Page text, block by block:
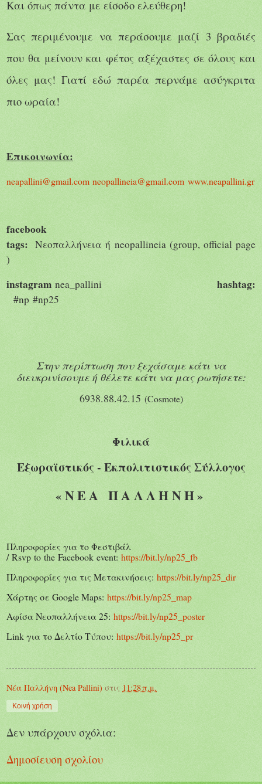
Και όπως πάντα με είσοδο ελεύθερη!
Σας περιμένουμε να περάσουμε μαζί 3 βραδιές
που θα μείνουν και φέτος αξέχαστες σε όλους και
όλες μας! Γιατί εδώ παρέα περνάμε ασύγκριτα
πιο ωραία!
Επικοινωνία:
neapallini@gmail.com neopallineia@gmail.com www.neapallini.gr
facebook
tags: Νεοπαλλήνεια ή neopallineia(group, official page
)
instagram nea _pallini hashtag:
#np #np25
Στην περίπτωση που ξεχάσαμε κάτι να
διευκρινίσουμε ή θέλετε κάτι να μας ρωτήσετε:
6938.88.42.15 (Cosmote)
Φιλικά
Εξωραϊστικός - Εκπολιτιστικός Σύλλογος
« ΝΕΑ ΠΑΛΛΗΝΗ»
Πληροφορίες για το Φεστιβάλ
/Rsvp to the Facebook event: https://bit.ly/np25_ fb
Πληροφορίες για τις Μετακινήσεις: https://bit.ly/np25_dir
Χάρτης σε Google Maps: https://bit.ly/np25_map
Αφίσα Νεοπαλλήνεια 25: https://bit.ly/np25_poster
Link για το Δελτίο Τύπου: https://bit.ly/np25_pr
Νέα Παλλήνη (Nea Pallini) στις 11:28 π.μ.
Κοινή χρήση
Δεν υπάρχουν σχόλια:
Δημοσίευση σχολίου